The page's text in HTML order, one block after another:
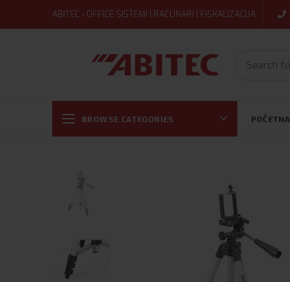
ABITEC - OFFICE SISTEMI | RAČUNARI | FISKALIZACIJA
BROWSE CATEGORIES POČETNA